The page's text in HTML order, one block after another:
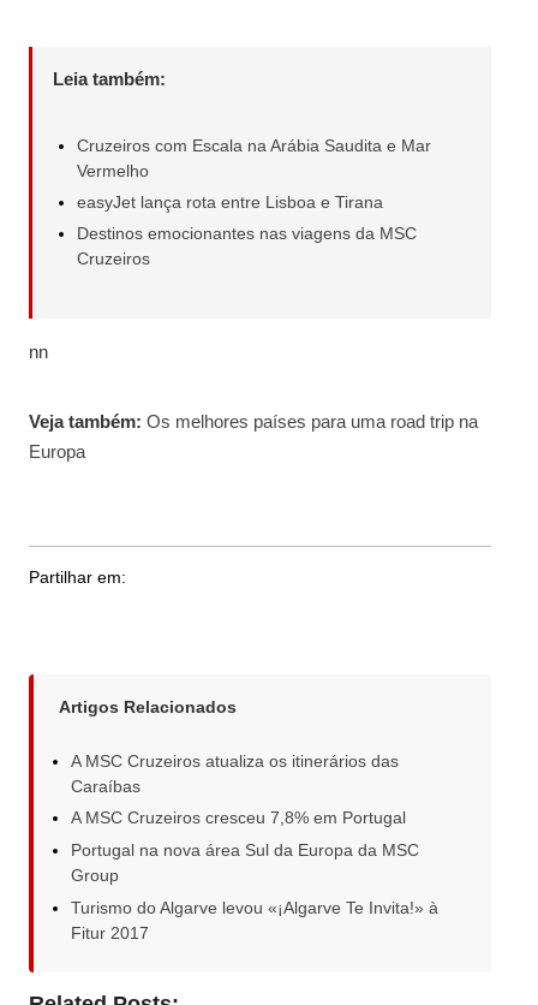
Leia também:
Cruzeiros com Escala na Arábia Saudita e Mar
Vermelho
easyJet lança rota entre Lisboa e Tirana
Destinos emocionantes nas viagens da MSC
Cruzeiros
nn
Veja também: Os melhores países para uma road trip na
Europa
Partilhar em:
Artigos Relacionados
A MSC Cruzeiros atualiza os itinerários das
Caraíbas
A MSC Cruzeiros cresceu 7,8% em Portugal
Portugal na nova área Sul da Europa da MSC
Group
Turismo do Algarve levou «¡Algarve Te Invita!» à
Fitur 2017